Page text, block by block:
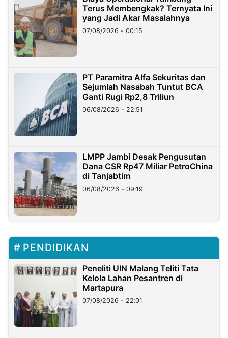
Terus Membengkak? Ternyata Ini
yang Jadi Akar Masalahnya
07/08/2026 - 00:15
PT Paramitra Alfa Sekuritas dan
Sejumlah Nasabah Tuntut BCA
Ganti Rugi Rp2,8 Triliun
06/08/2026 - 22:51
LMPP Jambi Desak Pengusutan
Dana CSR Rp47 Miliar PetroChina
di Tanjabtim
06/08/2026 - 09:19
PENDIDIKAN
Peneliti UIN Malang Teliti Tata
Kelola Lahan Pesantren di
Martapura
07/08/2026 - 22:01